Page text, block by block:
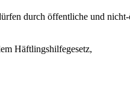
durch öffentliche und
Häftlingshilfegesetz,